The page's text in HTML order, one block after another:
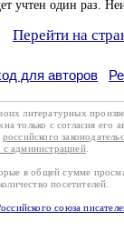
учтен один раз.
Перейти на
для авторов
литературных
только с согласия
российского
с администрацией.
в общей сумме
посетителей.
союза